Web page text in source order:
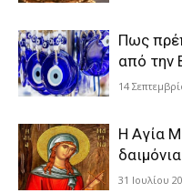
Πως
από την
14
Η Αγία
δαιμόνια
31 Ιουλίου